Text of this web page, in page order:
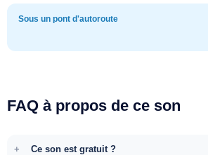
Sous un pont d'autoroute
FAQ à propos de ce son
Ce son est gratuit ?